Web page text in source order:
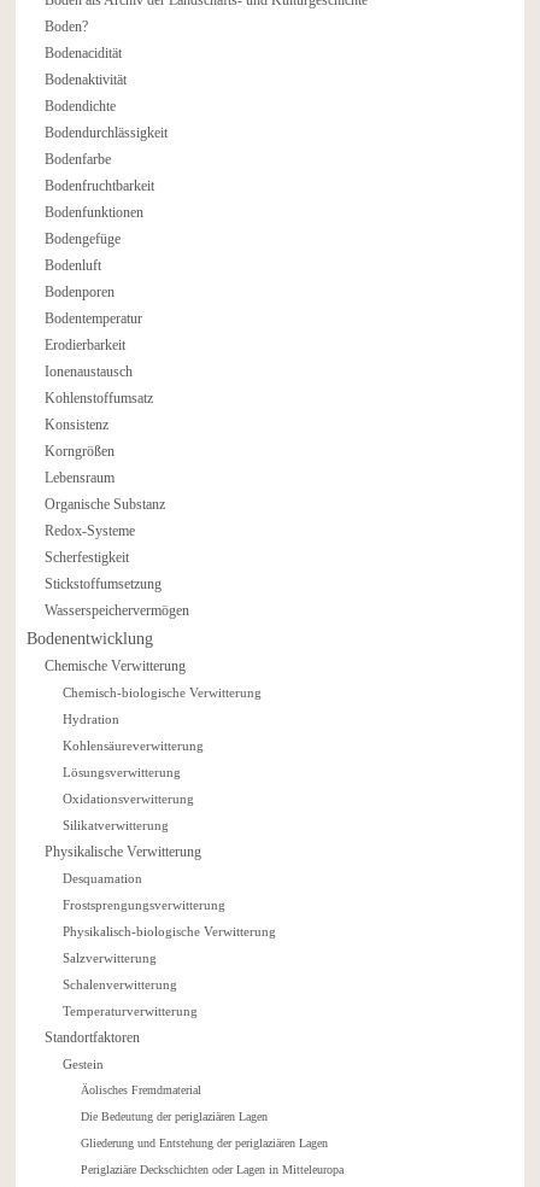
Boden?
Bodenacidität
Bodenaktivität
Bodendichte
Bodendurchlässigkeit
Bodenfarbe
Bodenfruchtbarkeit
Bodenfunktionen
Bodengefüge
Bodenluft
Bodenporen
Bodentemperatur
Erodierbarkeit
Ionenaustausch
Kohlenstoffumsatz
Konsistenz
Korngrößen
Lebensraum
Organische Substanz
Redox-Systeme
Scherfestigkeit
Stickstoffumsetzung
Wasserspeichervermögen
Bodenentwicklung
Chemische Verwitterung
Chemisch-biologische Verwitterung
Hydration
Kohlensäureverwitterung
Lösungsverwitterung
Oxidationsverwitterung
Silikatverwitterung
Physikalische Verwitterung
Desquamation
Frostsprengungsverwitterung
Physikalisch-biologische Verwitterung
Salzverwitterung
Schalenverwitterung
Temperaturverwitterung
Standortfaktoren
Gestein
Äolisches Fremdmaterial
Die Bedeutung der periglaziären Lagen
Gliederung und Entstehung der periglaziären Lagen
Periglaziäre Deckschichten oder Lagen in Mitteleuropa